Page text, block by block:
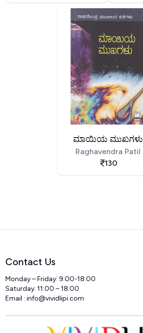
ಮಾಯಿಯ ಮುಖಗಳು
Raghavendra Patil
130
Contact Us
Monday – Friday: 9:00-18:00
Saturday: 11:00 – 18:00
Email :info@vividlipi.com